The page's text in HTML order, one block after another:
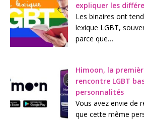
expliquer les
Les binaires ont
lexique LGBT,
parce que…
Himoon, la
rencontre LGBT
personnalités
Vous avez envie de
que cette même